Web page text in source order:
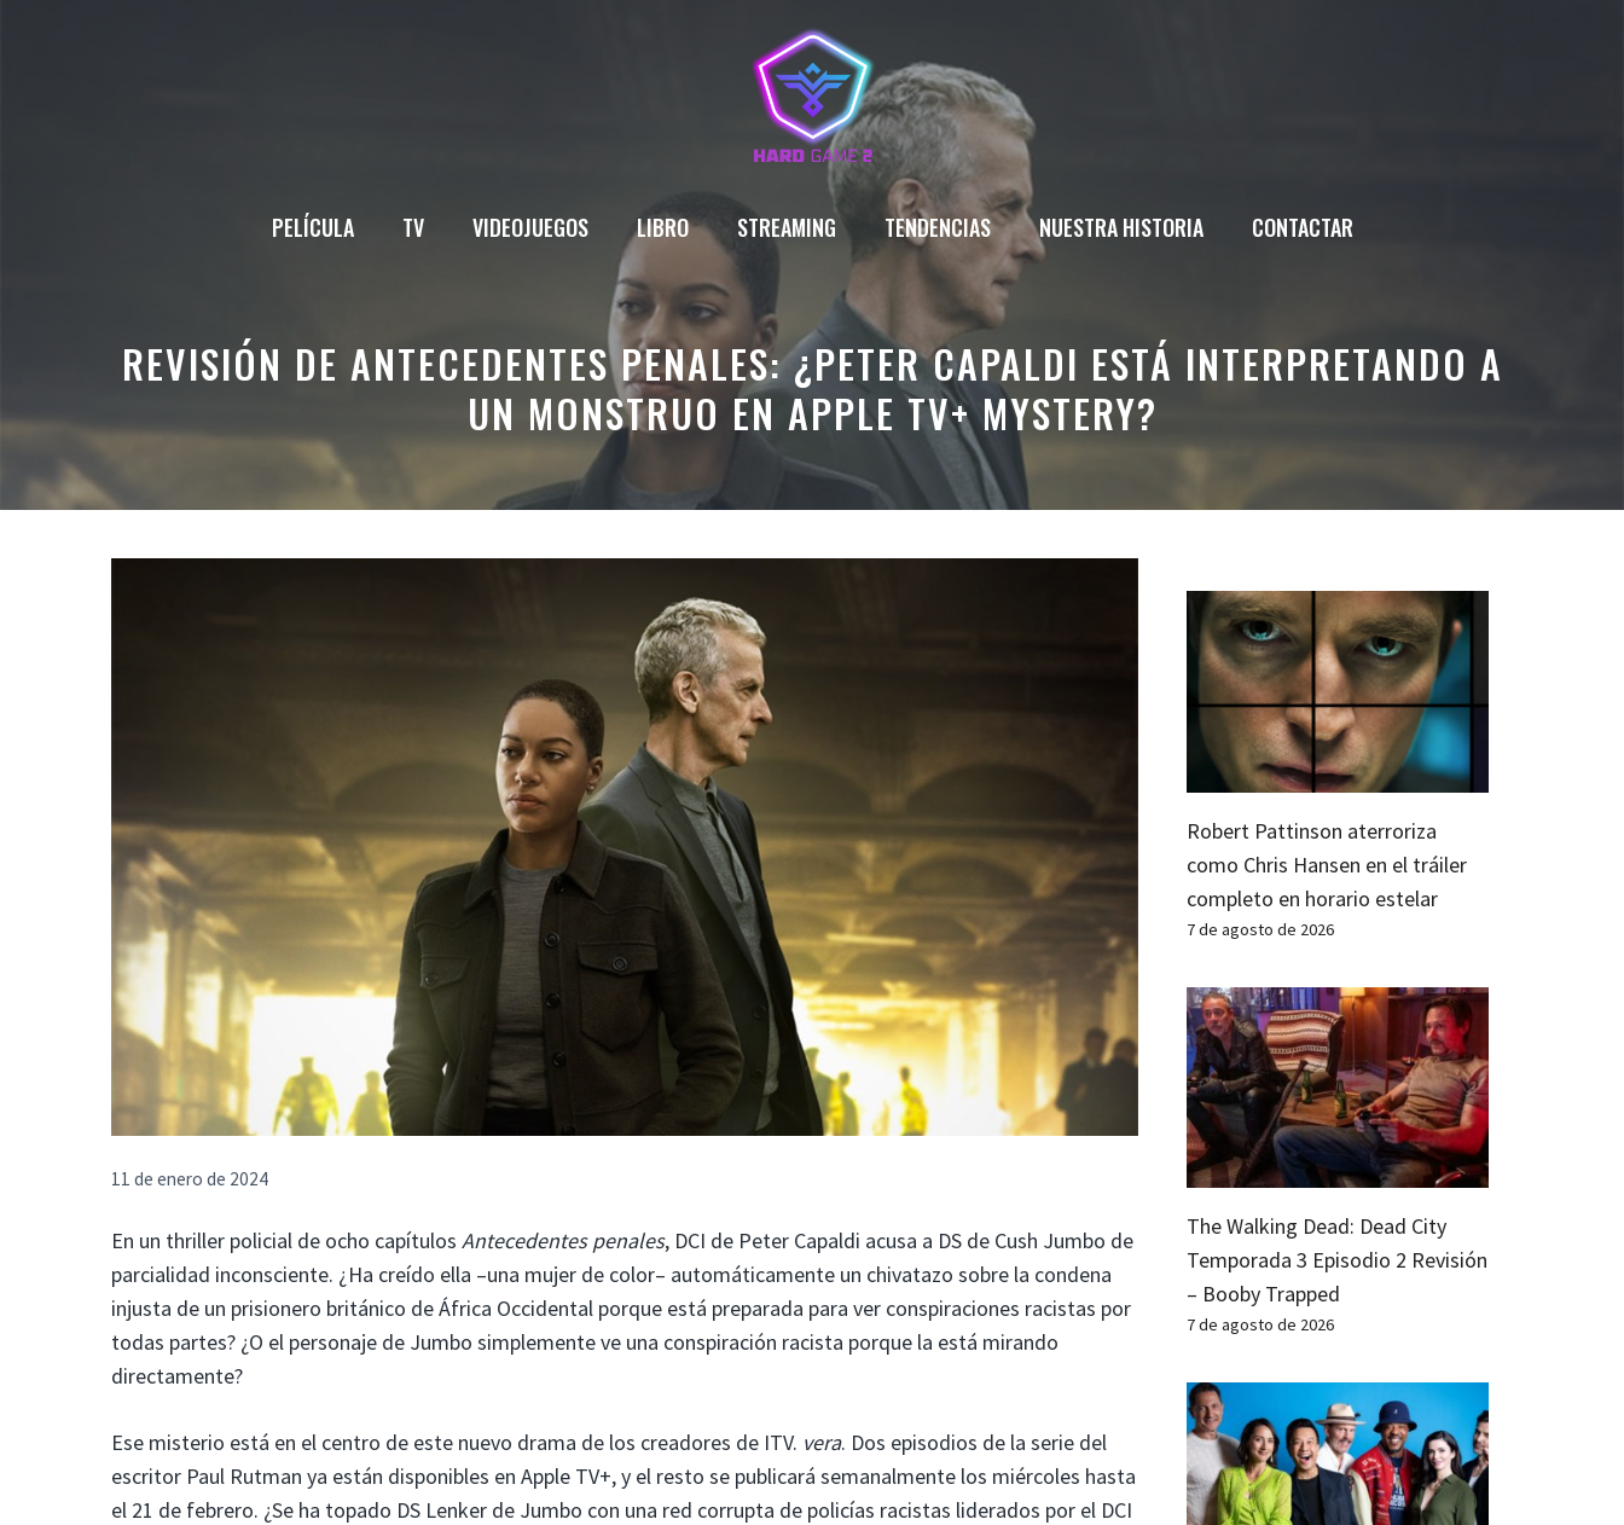
PELÍCULA TV VIDEOJUEGOS LIBRO STREAMING TENDENCIAS NUESTRA HISTORIA CONTACTAR
REVISIÓN DE ANTECEDENTES PENALES: ¿PETER CAPALDI ESTÁ INTERPRETANDO A
UN MONSTRUO EN APPLE TV+ MYSTERY?
11 de enero de 2024
En un thriller policial de ocho capítulos Antecedentes penales, DCI de Peter Capaldi acusa a DS de Cush Jumbo de
parcialidad inconsciente. ¿Ha creído ella –una mujer de color– automáticamente un chivatazo sobre la condena
injusta de un prisionero británico de África Occidental porque está preparada para ver conspiraciones racistas por
todas partes? ¿O el personaje de Jumbo simplemente ve una conspiración racista porque la está mirando
directamente?
Ese misterio está en el centro de este nuevo drama de los creadores de ITV. vera. Dos episodios de la serie del
escritor Paul Rutman ya están disponibles en Apple TV+, y el resto se publicará semanalmente los miércoles hasta
el 21 de febrero. ¿Se ha topado DS Lenker de Jumbo con una red corrupta de policías racistas liderados por el DCI
Robert Pattinson aterroriza
como Chris Hansen en el tráiler
completo en horario estelar
7 de agosto de 2026
The Walking Dead: Dead City
Temporada 3 Episodio 2 Revisión
– Booby Trapped
7 de agosto de 2026